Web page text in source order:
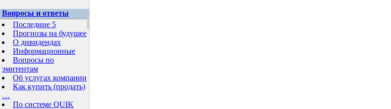
Вопросы и ответы
Последние 5
Прогнозы на будущее
О дивидендах
Информационные
Вопросы по
эмитентам
Об услугах компании
Как купить (продать)
…
По системе QUIK